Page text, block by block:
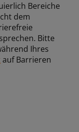
Bereiche
dem
Bitte
Ihres
auf Barrieren